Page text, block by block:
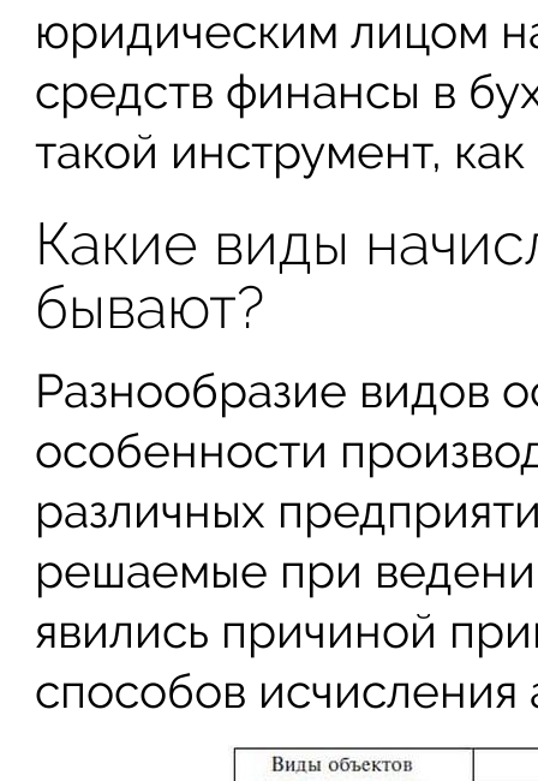
юридическим лицом
средств финансы в
такой инструмент,
Какие виды
бывают?
Разнообразие видов
особенности
различных
решаемые при
явились причиной
способов исчисления